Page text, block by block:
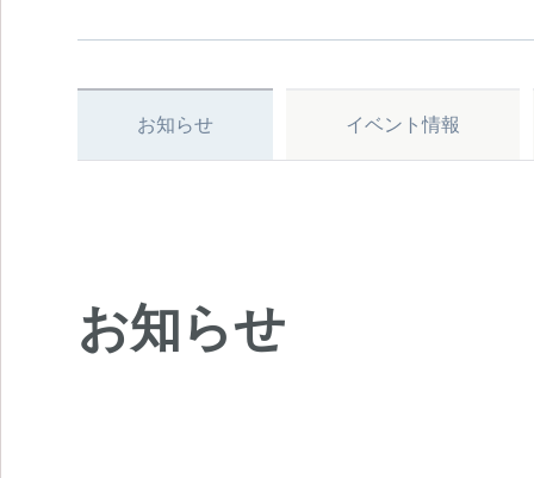
お知らせ イベント情報
お知らせ